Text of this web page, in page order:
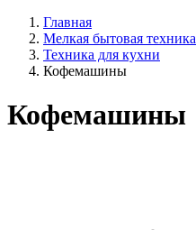
Главная
Мелкая бытовая техника
Техника для кухни
Кофемашины
Кофемашины